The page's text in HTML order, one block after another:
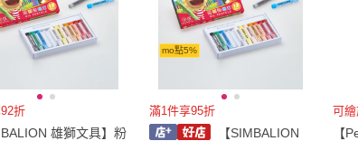
折
雄獅文具】粉
mo點5%
滿1件享95折
【SIMBALION
可
【